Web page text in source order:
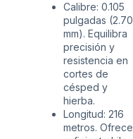
Calibre: 0.105
pulgadas (2.70
mm). Equilibra
precisión y
resistencia en
cortes de
césped y
hierba.
Longitud: 216
metros. Ofrece